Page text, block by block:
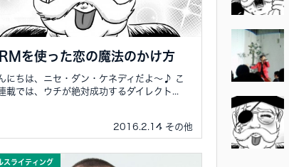
を使った恋の魔法のかけ方
にちは、ニセ・ダン・ケネディだよ～♪ こ
載では、ウチが絶対成功するダイレクト...
2016.2.14 その他
スライティング